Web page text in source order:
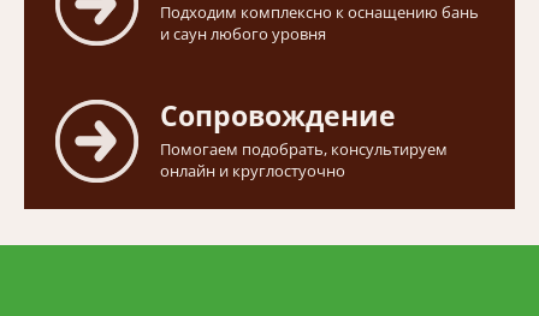
Подходим комплексно к оснащению бань
и саун любого уровня
Сопровождение
Помогаем подобрать, консультируем
онлайн и круглостуочно